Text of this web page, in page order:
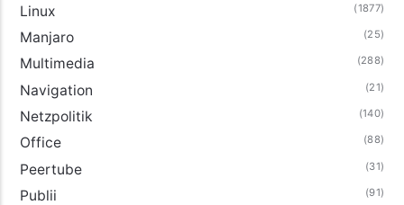
Linux (1877)
Manjaro (25)
Multimedia (288)
Navigation (21)
Netzpolitik (140)
Office (88)
Peertube (31)
Publii (91)